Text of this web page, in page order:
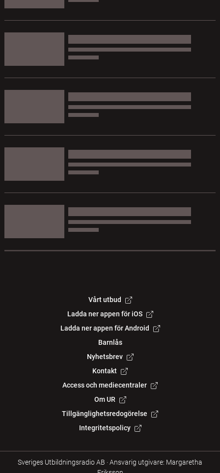
Vårt utbud
Ladda ner appen för iOS
Ladda ner appen för Android
Barnlås
Nyhetsbrev
Kontakt
Access och mediecentraler
Om UR
Tillgänglighetsredogörelse
Integritetspolicy
Sveriges Utbildningsradio AB ·Ansvarig utgivare: Margaretha